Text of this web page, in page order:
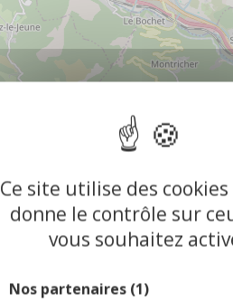
Ce site utilise des
donne le contrôle sur
vous souhaitez
Nos partenaires (1)